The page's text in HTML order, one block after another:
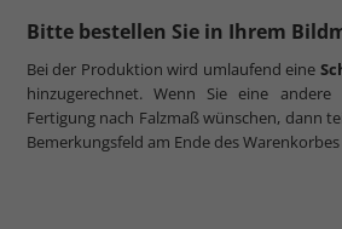
Bitte bestellen Sie in Ihrem
Bei der Produktion wird umlaufend eine
hinzugerechnet. Wenn Sie eine
Fertigung nach Falzmaß wünschen, dann
Bemerkungsfeld am Ende des